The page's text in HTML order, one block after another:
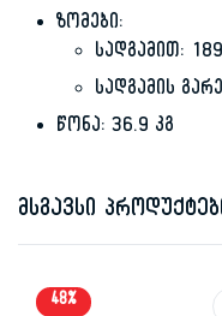
ზომები:
სადგამით:
სადგამის
წონა: 36.9 კგ
მსგავსი
48%